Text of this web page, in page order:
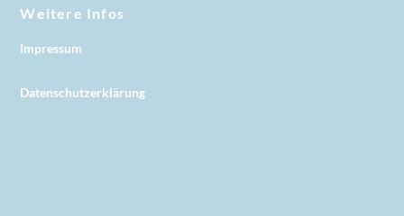
Weitere Infos
Impressum
Datenschutzerklärung